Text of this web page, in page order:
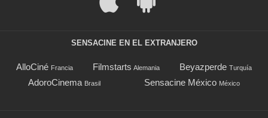
SENSACINE EN EL EXTRANJERO
AlloCiné Francia Filmstarts Alemania Beyazperde Turquía
AdoroCinema Brasil Sensacine México México